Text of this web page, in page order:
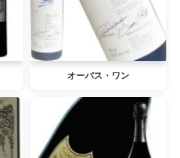
オーパス・ワン